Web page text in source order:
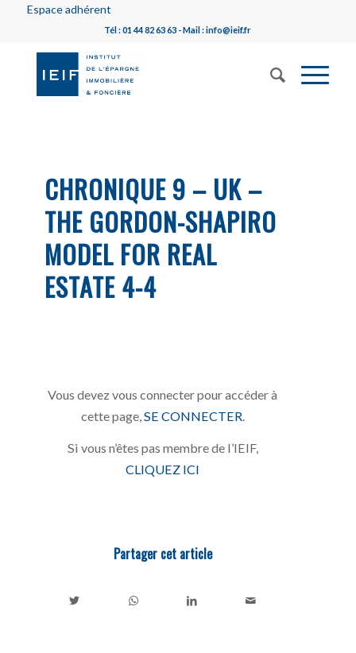
Espace adhérent
Tél : 01 44 82 63 63 - Mail : info@ieif.fr
CHRONIQUE 9 – UK –
THE GORDON-SHAPIRO
MODEL FOR REAL
ESTATE 4-4
Vous devez vous connecter pour accéder à
cette page, SE CONNECTER
Si vous n’êtes pas membre de l’IEIF,
CLIQUEZ ICI
Partager cet article